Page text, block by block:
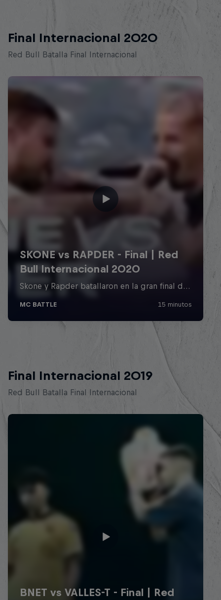
Final Internacional 2020
Red Bull Batalla Final Internacional
Final Internacional 2019
Red Bull Batalla Final Internacional